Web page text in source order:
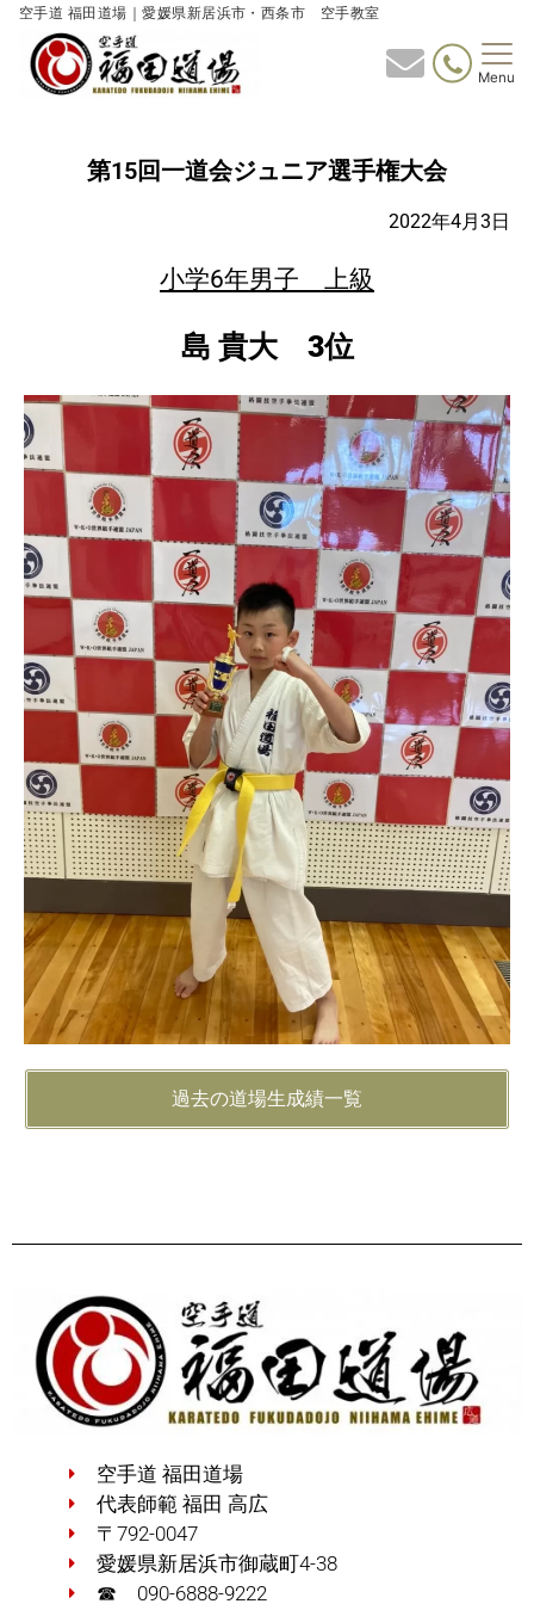
空手道 福田道場｜愛媛県新居浜市・西条市 空手教室
Menu
第15回一道会ジュニア選手権大会
2022年4月3日
小学6年男子 上級
島 貴大 3位
過去の道場生成績一覧
空手道 福田道場
代表師範 福田 高広
〒792-0047
愛媛県新居浜市御蔵町4-38
☎ 090-6888-9222